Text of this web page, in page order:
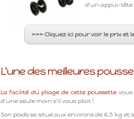
d'un appui-tête
>>> Cliquez ici pour voir le prix et
L'une des meilleures
La facilité du pliage de cette poussettevous
d'une seule main s'il vous plait !
Son poids se situe aux environs de 6,5 kg